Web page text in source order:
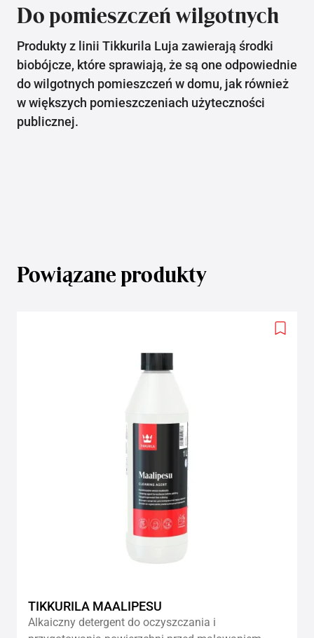
Do pomieszczeń wilgotnych
Produkty z linii Tikkurila Luja zawierają środki
biobójcze, które sprawiają, że są one odpowiednie
do wilgotnych pomieszczeń w domu, jak również
w większych pomieszczeniach użyteczności
publicznej.
Powiązane produkty
Add
TIKKURILA MAALIPESU
Alkaiczny detergent do oczyszczania i